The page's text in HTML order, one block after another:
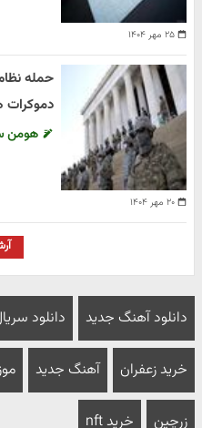
۲۵ مهر ۱۴۰۴
۲۰ مهر ۱۴۰۴
حمله
دموکرات
هومن
دانلود آهنگ جدید دانلود
خرید زعفران آهنگ جدید
زرچین خرید nft